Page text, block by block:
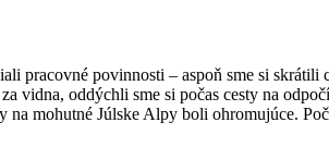
pracovné povinnosti – aspoň sme si
oddýchli sme si počas cesty na
mohutné Júlske Alpy boli ohromujúce.